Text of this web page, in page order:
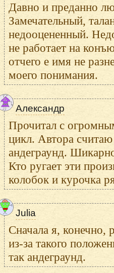
Давно и преданно
Замечательный,
недооцененный.
не работает на
отчего е имя не
моего понимания.
Александр
Прочитал с
цикл. Автора
андеграунд.
Кто ругает эти
колобок и курочка
Julia
Сначала я, конечно,
из-за такого
так андеграунд.